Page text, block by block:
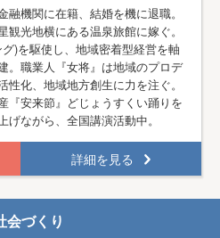
機関に在籍、結婚を機に退職。
観光地横にある温泉旅館に嫁ぐ。
)を駆使し、地域密着型経営を軸
。職業人『女将』は地域のプロデ
化、地域地方創生に力を注ぐ。
『安来節』どじょうすくい踊りを
ながら、全国講演活動中。
詳細を見る
会づくり